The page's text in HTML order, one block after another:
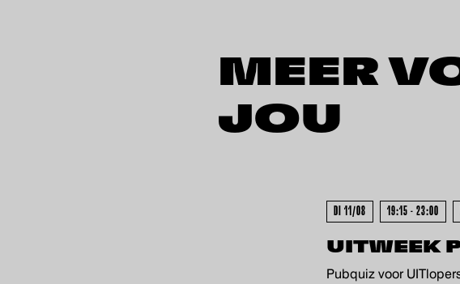
MEER
JOU
DI 11/08 19:15 - 23:00
UITWEEK
Pubquiz voor